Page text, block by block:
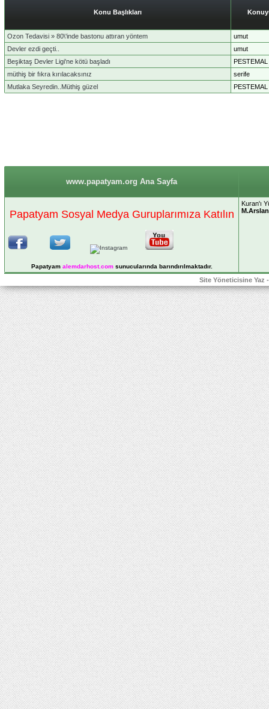
Konu Başlıkları
Ozon Tedavisi » 80\'inde bastonu attıran yöntem
umut
Devler ezdi geçti..
umut
Beşiktaş Devler Ligi'ne kötü başladı
PESTEMAL
müthiş bir fıkra kırılacaksınız
serife
Mutlaka Seyredin..Müthiş güzel
PESTEMAL
www.papatyam.org Ana Sayfa
Papatyam Sosyal Medya Guruplarımıza Katılın
Papatyam alemdarhost.comsunucularında barındırılmaktadır.
Kuran'ı
M.Arslan
Site Yöneticisine Yaz